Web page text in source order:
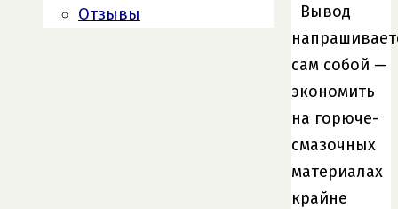
Вывод
сам собой —
экономить
на горюче-
смазочных
материалах
крайне
Отзывы